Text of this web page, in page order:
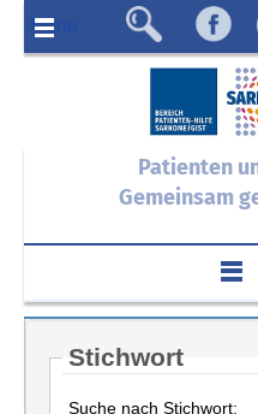
Menü
Patienten
Gemeinsam
Stichwort
Suche nach Stichwort: